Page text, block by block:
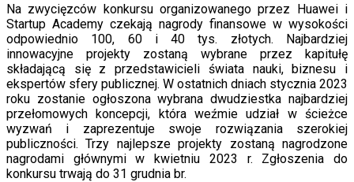
Na zwycięzców konkursu organizowanego przez Huawei i
Startup Academy czekają nagrody finansowe w wysokości
odpowiednio 100, 60 i 40 tys. złotych. Najbardziej
innowacyjne projekty zostaną wybrane przez kapitułę
składającą się z przedstawicieli świata nauki, biznesu i
ekspertów sfery publicznej. W ostatnich dniach stycznia 2023
roku zostanie ogłoszona wybrana dwudziestka najbardziej
przełomowych koncepcji, która weźmie udział w ścieżce
wyzwań i zaprezentuje swoje rozwiązania szerokiej
publiczności. Trzy najlepsze projekty zostaną nagrodzone
nagrodami głównymi w kwietniu 2023 r. Zgłoszenia do
konkursu trwają do 31 grudnia br.